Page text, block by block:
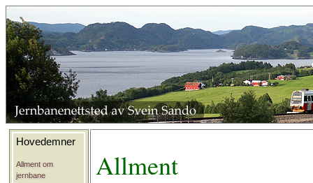
Hovedemner
Allment om
jernbane
Allment